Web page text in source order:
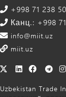
+998 71 238
Канц.: +998
info@miit.uz
miit.uz
Uzbekistan Trade